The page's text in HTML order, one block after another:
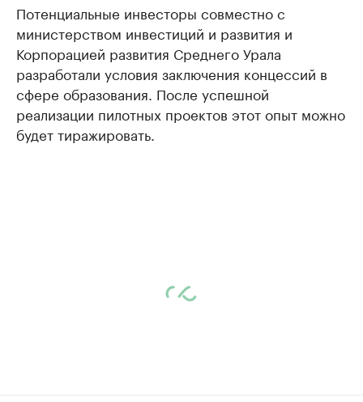
Потенциальные инвесторы совместно с
министерством инвестиций и развития и
Корпорацией развития Среднего Урала
разработали условия заключения концессий в
сфере образования. После успешной
реализации пилотных проектов этот опыт можно
будет тиражировать.